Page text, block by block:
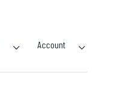
Account